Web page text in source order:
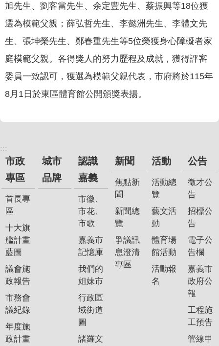
公
告
機
關
站
便
服
聯
絡
我
們
網
路
社
群
政
府
資
訊
公
開
旭先生、劉客當先生、余定豐先生、蔡振興等18位獲
選為模範父親；薛弘哲先生、李懿洲先生、李體文先
生、張坤榮先生、鄭春重先生等5位榮獲身心障礙者家
庭模範父親。各得獎人的努力歷程及成就，獲得評審
委員一致認可，獲選為模範父親代表，市府將於115年
8月1日於東區體育館公開頒獎表揚。
:::
市政
專區
首長專
區
十大旗
艦計畫
藍圖
議會施
政報告
市務會
議紀錄
年度施
政計畫
城市
品牌
認識
嘉義
市徽、
市花、
市歌
嘉義市
記憶庫
我們的
姐妹市
行政區
域街道
圖
諸羅文
新聞
焦點新
聞
新聞總
覽
爭議訊
息澄清
專區
活動
活動總
覽
藝文活
動
體育場
館活動
活動報
名
公告
徵才公
告
招標公
告
電子公
告欄
嘉義市
政府公
報
工程施
工預告
管線申